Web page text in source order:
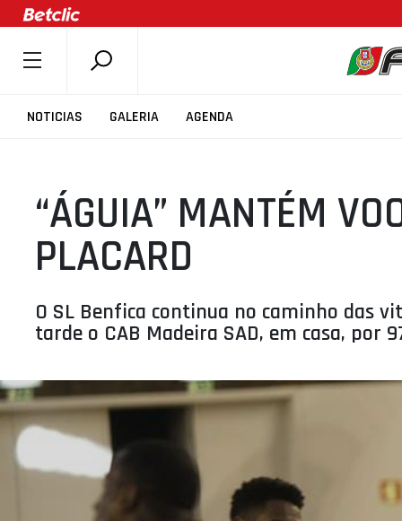
NOTICIAS GALERIA AGENDA
SOBRE A FPB
COMPETIÇÕES
ASSOCIAÇÕES
CLUBES
AGENTES
AGENDA
MINIBASQUETE
ÁREA TÉCNICA
PROJETOS
“ÁGUIA” MANTÉM
PLACARD
O SL Benfica continua no caminho das
tarde o CAB Madeira SAD, em casa, por